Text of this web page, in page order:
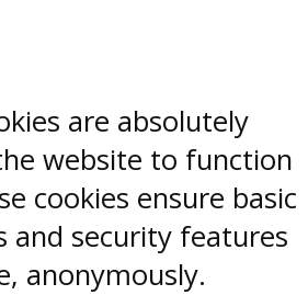
are absolutely
website to function
cookies ensure basic
and security features
anonymously.